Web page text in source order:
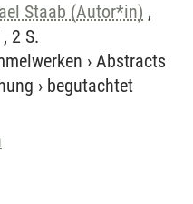
Staab (Autor*in) ,
2 S.
› Abstracts
› begutachtet